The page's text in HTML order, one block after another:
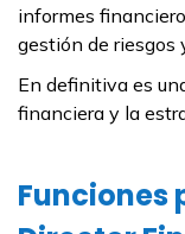
informes
gestión de riesgos
En definitiva es
financiera y la
Funciones